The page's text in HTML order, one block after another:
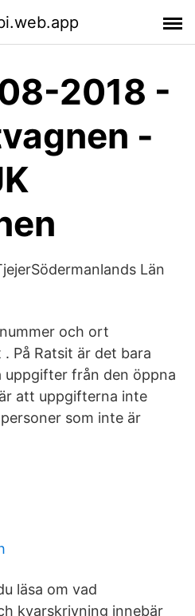
2018 -
-
Län
och ort
På Ratsit är det bara
från den öppna
att uppgifterna inte
som inte är
läsa om vad
kvarskrivning innebär